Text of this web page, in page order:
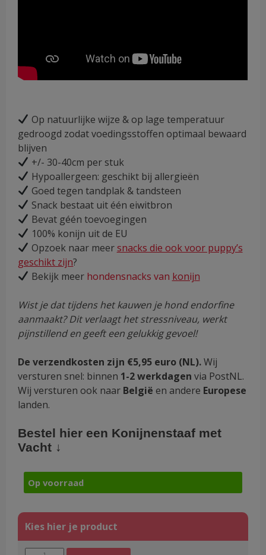
Op natuurlijke wijze & op lage temperatuur
gedroogd zodat voedingsstoffen optimaal bewaard
blijven
+/- 30-40cm per stuk
Hypoallergeen: geschikt bij allergieën
Goed tegen tandplak & tandsteen
Snack bestaat uit één eiwitbron
Bevat géén toevoegingen
100% konijn uit de EU
Opzoek naar meersnacks die ook voor puppy’s
geschikt zijn?
Bekijk meer hondensnacks van konijn
Wist je dat tijdens het kauwen je hond endorfine
aanmaakt? Dit verlaagt het stressniveau, werkt
pijnstillend en geeft een gelukkig gevoel!
De verzendkosten zijn €5,95 euro (NL).Wij
versturen snel: binnen 1-2 werkdagen via PostNL.
Wij versturen ook naar België en andere Europese
landen.
Bestel hier een Konijnenstaaf met
Vacht ↓
Op voorraad